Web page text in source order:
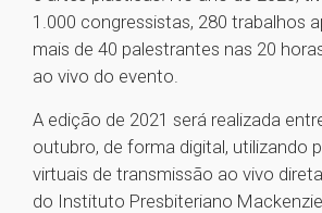
1.000 congressistas, 280 trabalhos
mais de 40 palestrantes nas 20
ao vivo do evento.
A edição de 2021 será realizada
outubro, de forma digital, utilizando
virtuais de transmissão ao vivo
do Instituto Presbiteriano